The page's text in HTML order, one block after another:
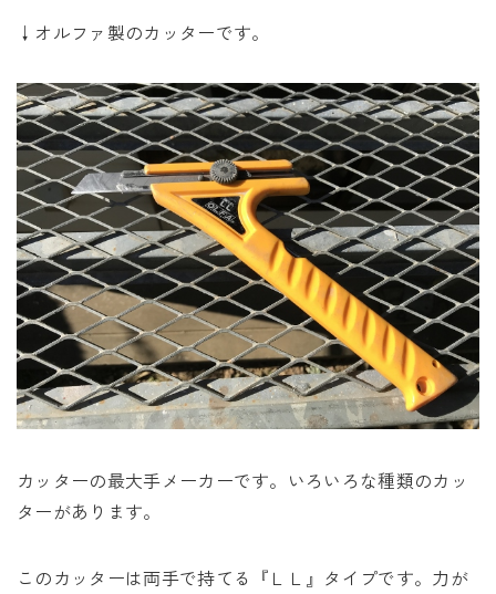
↓オルファ製のカッターです。
カッターの最大手メーカーです。いろいろな種類のカッ
ターがあります。
このカッターは両手で持てる『ＬＬ』タイプです。力が